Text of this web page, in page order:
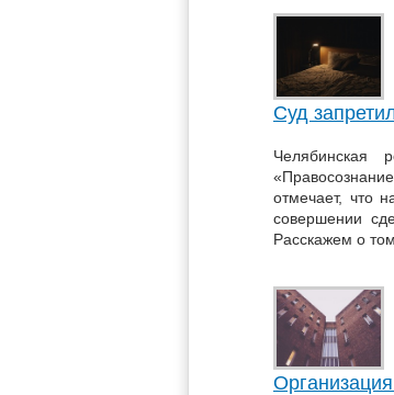
Суд
Челябинская
отмечает, что
совершении
Расскажем о